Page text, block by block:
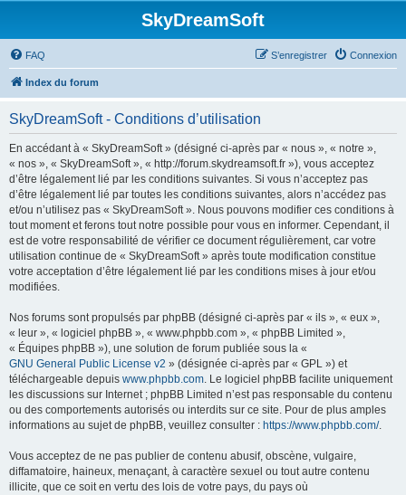
SkyDreamSoft
FAQ Connexion
S’enregistrer
Index du forum
SkyDreamSoft - Conditions d’utilisation
En accédant à « SkyDreamSoft » (désigné ci-après par « nous », « notre »,
« nos », « SkyDreamSoft », « http://forum.skydreamsoft.fr »), vous acceptez
d’être légalement lié par les conditions suivantes. Si vous n’acceptez pas
d’être légalement lié par toutes les conditions suivantes, alors n’accédez pas
et/ou n’utilisez pas « SkyDreamSoft ». Nous pouvons modifier ces conditions à
tout moment et ferons tout notre possible pour vous en informer. Cependant, il
est de votre responsabilité de vérifier ce document régulièrement, car votre
utilisation continue de « SkyDreamSoft » après toute modification constitue
votre acceptation d’être légalement lié par les conditions mises à jour et/ou
modifiées.
Nos forums sont propulsés par phpBB (désigné ci-après par « ils », « eux »,
« leur », « logiciel phpBB », « www.phpbb.com », « phpBB Limited »,
« Équipes phpBB »), une solution de forum publiée sous la «
GNU General Public License v2 » (désignée ci-après par « GPL ») et
téléchargeable depuis www.phpbb.com. Le logiciel phpBB facilite uniquement
les discussions sur Internet ; phpBB Limited n’est pas responsable du contenu
ou des comportements autorisés ou interdits sur ce site. Pour de plus amples
informations au sujet de phpBB, veuillez consulter : https://www.phpbb.com/.
Vous acceptez de ne pas publier de contenu abusif, obscène, vulgaire,
diffamatoire, haineux, menaçant, à caractère sexuel ou tout autre contenu
illicite, que ce soit en vertu des lois de votre pays, du pays où